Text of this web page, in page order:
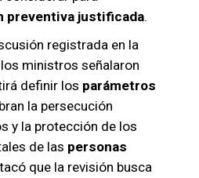
preventiva justificada.
registrada en la
ministros señalaron
definir los parámetros
la persecución
y la protección de los
de las personas
que la revisión busca